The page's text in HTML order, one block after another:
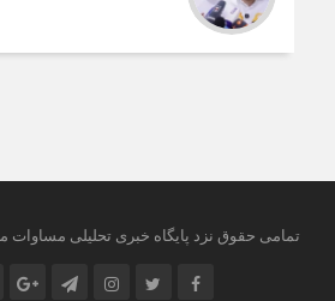
تمامی حقوق نزد پایگاه خبری تحلیلی